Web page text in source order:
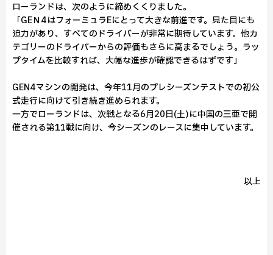
ローランドは、次のように締めくくりました。
「GEＮ4はフォーミュラEにとって大きな前進です。見た目にも
迫力があり、すべてのドライバーが非常に期待しています。他カ
テゴリーのドライバーからの評価もさらに高まるでしょう。ラッ
プタイムを比較すれば、大幅な進歩が確認できるはずです」
GEN4マシンの開発は、今年11月のプレシーズンテストでの初公
式走行に向けて引き続き進められます。
一方でローランドは、次戦となる6月20日(土)に中国の三亜で開
催される第11戦に向け、今シーズンのレースに集中しています。
以上